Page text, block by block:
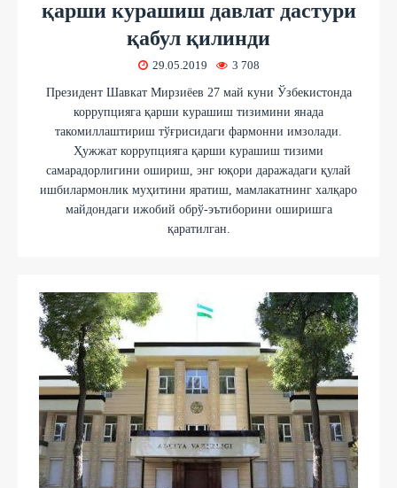
қарши курашиш давлат дастури
қабул қилинди
29.05.2019 3 708
Президент Шавкат Мирзиёев 27 май куни Ўзбекистонда
коррупцияга қарши курашиш тизимини янада
такомиллаштириш тўғрисидаги фармонни имзолади.
Ҳужжат коррупцияга қарши курашиш тизими
самарадорлигини ошириш, энг юқори даражадаги қулай
ишбилармонлик муҳитини яратиш, мамлакатнинг халқаро
майдондаги ижобий обрў-эътиборини оширишга
қаратилган.